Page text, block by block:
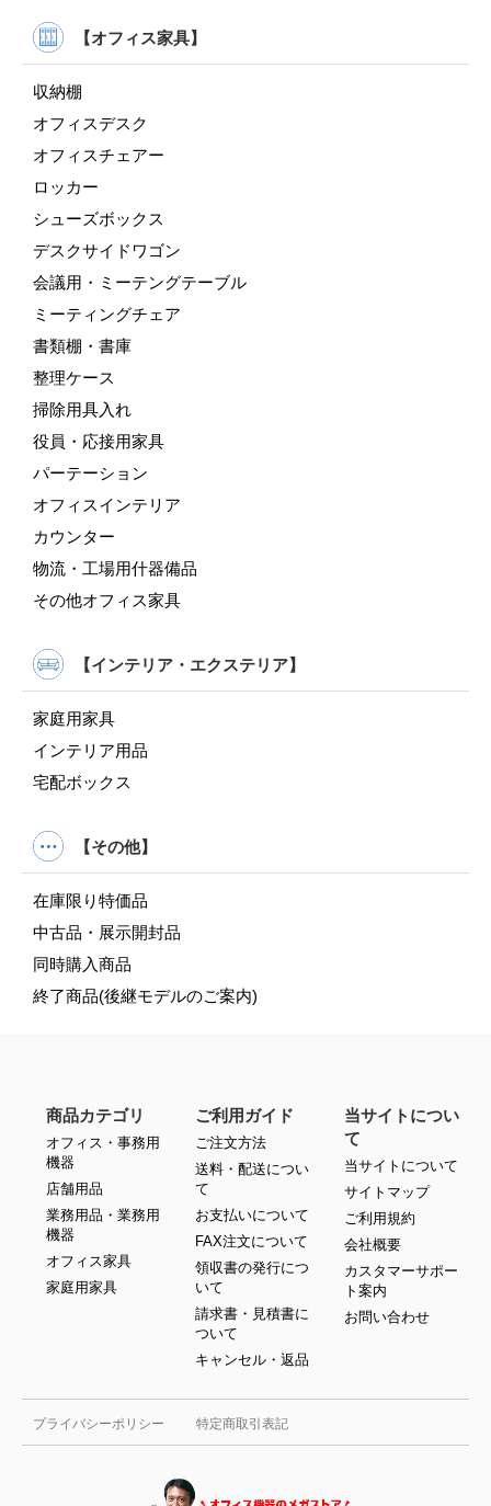
【オフィス家具】
収納棚
オフィスデスク
オフィスチェアー
ロッカー
シューズボックス
デスクサイドワゴン
会議用・ミーテングテーブル
ミーティングチェア
書類棚・書庫
整理ケース
掃除用具入れ
役員・応接用家具
パーテーション
オフィスインテリア
カウンター
物流・工場用什器備品
その他オフィス家具
【インテリア・エクステリア】
家庭用家具
インテリア用品
宅配ボックス
【その他】
在庫限り特価品
中古品・展示開封品
同時購入商品
終了商品(後継モデルのご案内)
プライバシーポリシー 特定商取引表記
商品カテゴリ
オフィス・事務用
機器
店舗用品
業務用品・業務用
機器
オフィス家具
家庭用家具
ご利用ガイド
ご注文方法
送料・配送につい
て
お支払いについて
FAX注文について
領収書の発行につ
いて
請求書・見積書に
ついて
キャンセル・返品
当サイトについ
て
当サイトについて
サイトマップ
ご利用規約
会社概要
カスタマーサポー
ト案内
お問い合わせ